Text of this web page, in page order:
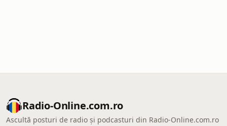
Radio-Online.com.ro
Ascultă posturi de radio și podcasturi din Radio-Online.com.ro